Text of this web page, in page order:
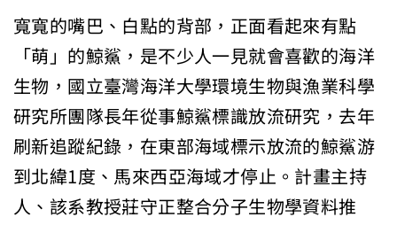
寬寬的嘴巴、白點的背部，正面看起來有點
「萌」的鯨鯊，是不少人一見就會喜歡的海洋
生物，國立臺灣海洋大學環境生物與漁業科學
研究所團隊長年從事鯨鯊標識放流研究，去年
刷新追蹤紀錄，在東部海域標示放流的鯨鯊游
到北緯1度、馬來西亞海域才停止。計畫主持
人、該系教授莊守正整合分子生物學資料推